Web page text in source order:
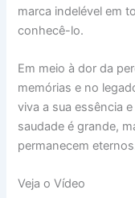
marca indelével em
conhecê-lo.
Em meio à dor da
memórias e no
viva a sua essência
saudade é grande,
permanecem
Veja o Vídeo